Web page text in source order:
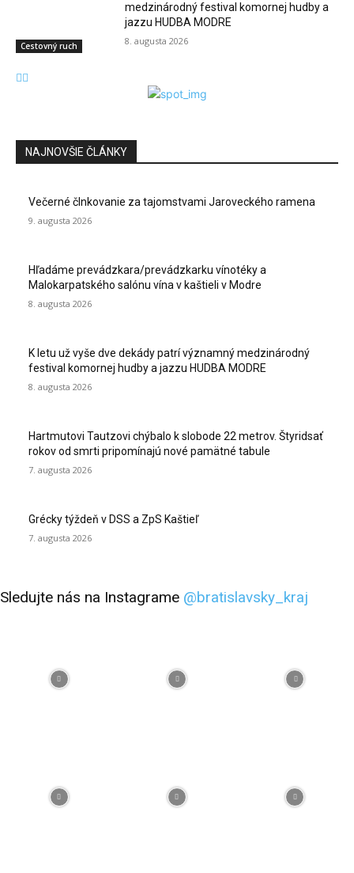
Cestovný ruch
medzinárodný festival komornej hudby a
jazzu HUDBA MODRE
8. augusta 2026
NAJNOVŠIE ČLÁNKY
Večerné člnkovanie za tajomstvami Jaroveckého ramena
9. augusta 2026
Hľadáme prevádzkara/prevádzkarku vínotéky a
Malokarpatského salónu vína v kaštieli v Modre
8. augusta 2026
K letu už vyše dve dekády patrí významný medzinárodný
festival komornej hudby a jazzu HUDBA MODRE
8. augusta 2026
Hartmutovi Tautzovi chýbalo k slobode 22 metrov. Štyridsať
rokov od smrti pripomínajú nové pamätné tabule
7. augusta 2026
Grécky týždeň v DSS a ZpS Kaštieľ
7. augusta 2026
Sledujte nás na Instagrame @bratislavsky_kraj